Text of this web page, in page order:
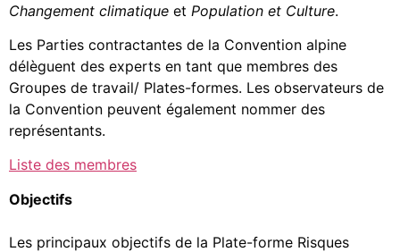
Changement climatique et Population et Culture.
Les Parties contractantes de la Convention alpine
délèguent des experts en tant que membres des
Groupes de travail/ Plates-formes. Les observateurs de
la Convention peuvent également nommer des
représentants.
Liste des membres
Objectifs
Les principaux objectifs de la Plate-forme Risques